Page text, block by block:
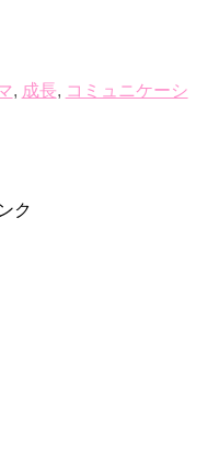
, 成長, コミュニケーシ
ク